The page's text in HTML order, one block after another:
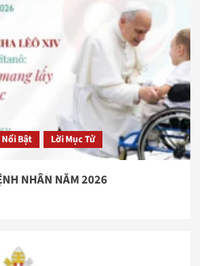
Bật Lời Mục Tử
NHÂN NĂM 2026